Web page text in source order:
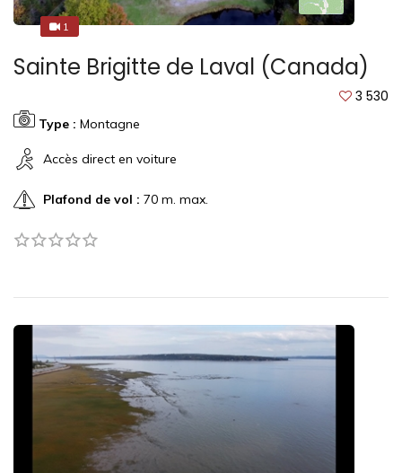
51
Sainte Brigitte de Laval (Canada)
3 530
Type : Montagne
Accès direct en voiture
Plafond de vol : 70 m. max.